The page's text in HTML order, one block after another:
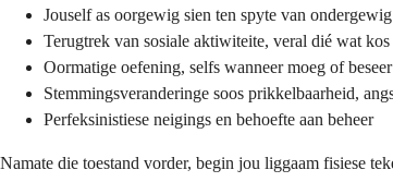
Jouself as oorgewig sien ten spyte van
Terugtrek van sosiale aktiwiteite, veral dié wat kos
Oormatige oefening, selfs wanneer moeg of beseer
Stemmingsveranderinge soos prikkelbaarheid,
Perfeksinistiese neigings en behoefte aan beheer
Namate die toestand vorder, begin jou liggaam fisiese